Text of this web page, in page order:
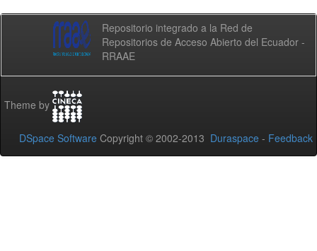
Repositorio integrado a la Red de
Repositorios de Acceso Abierto del Ecuador -
RRAAE
Theme by
DSpace Software Copyright © 2002-2013 Duraspace - Feedback